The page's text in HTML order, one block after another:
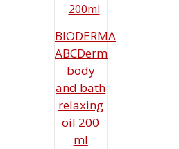
BIODERMA
ABCDerm
body
and bath
relaxing
oil 200
ml